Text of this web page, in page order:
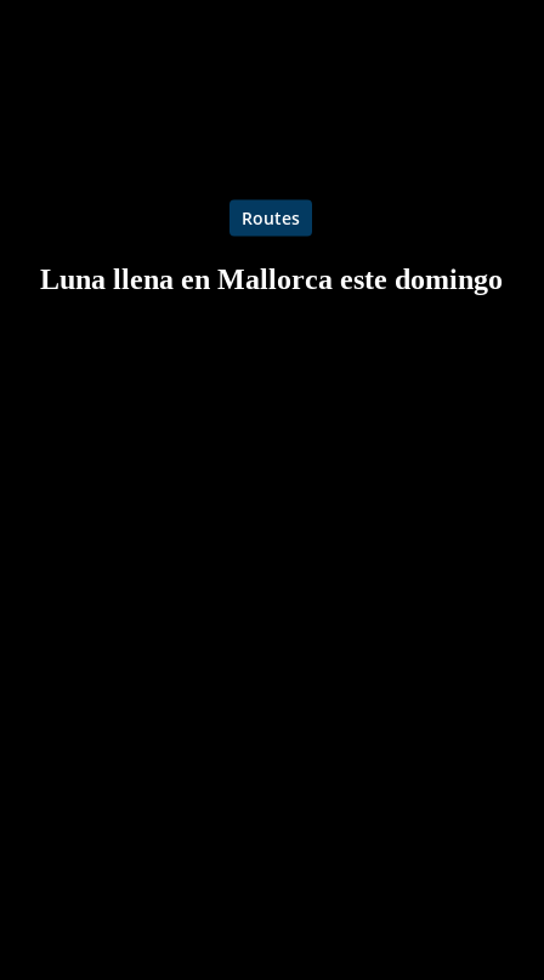
Routes
Luna llena en Mallorca este domingo